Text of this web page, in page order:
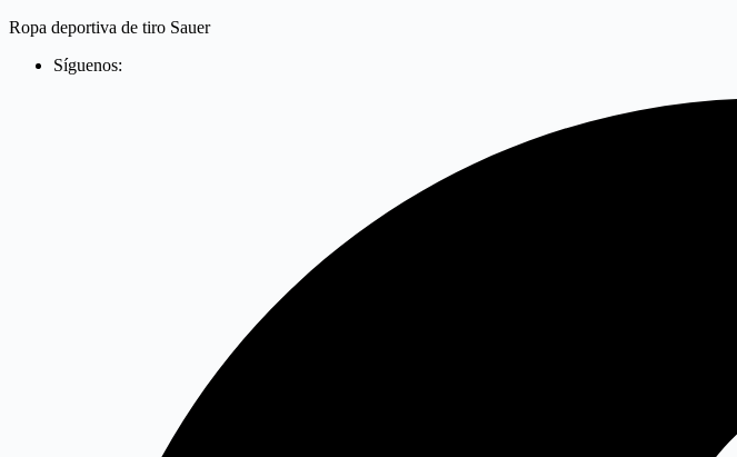
Saltar
contenido
Ropa deportiva de tiro Sauer
Síguenos: